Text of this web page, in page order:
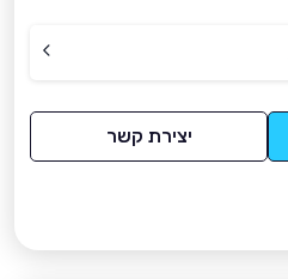
יצירת קשר